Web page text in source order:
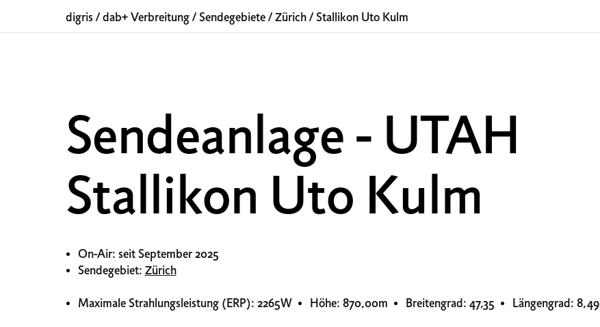
digris / dab+ Verbreitung / Sendegebiete / Zürich / Stallikon Uto Kulm
Sendeanlage - UTAH
Stallikon Uto Kulm
On-Air: seit September 2025
Sendegebiet: Zürich
Maximale Strahlungsleistung (ERP): 2265W Höhe: 870,00m Breitengrad: 47,35 Längengrad: 8,49